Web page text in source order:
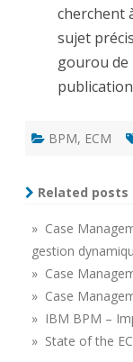
cherchent
sujet
gourou de
BPM, ECM
Related posts
» Case
gestion
» Case
» Case
» IBM BPM –
» State of the